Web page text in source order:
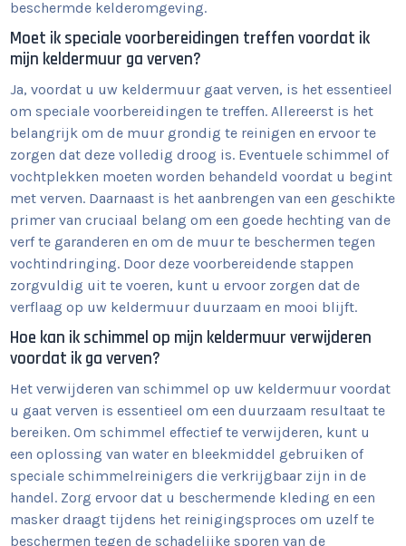
beschermde kelderomgeving.
Moet ik speciale voorbereidingen treffen voordat ik
mijn keldermuur ga verven?
Ja, voordat u uw keldermuur gaat verven, is het essentieel
om speciale voorbereidingen te treffen. Allereerst is het
belangrijk om de muur grondig te reinigen en ervoor te
zorgen dat deze volledig droog is. Eventuele schimmel of
vochtplekken moeten worden behandeld voordat u begint
met verven. Daarnaast is het aanbrengen van een geschikte
primer van cruciaal belang om een goede hechting van de
verf te garanderen en om de muur te beschermen tegen
vochtindringing. Door deze voorbereidende stappen
zorgvuldig uit te voeren, kunt u ervoor zorgen dat de
verflaag op uw keldermuur duurzaam en mooi blijft.
Hoe kan ik schimmel op mijn keldermuur verwijderen
voordat ik ga verven?
Het verwijderen van schimmel op uw keldermuur voordat
u gaat verven is essentieel om een duurzaam resultaat te
bereiken. Om schimmel effectief te verwijderen, kunt u
een oplossing van water en bleekmiddel gebruiken of
speciale schimmelreinigers die verkrijgbaar zijn in de
handel. Zorg ervoor dat u beschermende kleding en een
masker draagt tijdens het reinigingsproces om uzelf te
beschermen tegen de schadelijke sporen van de